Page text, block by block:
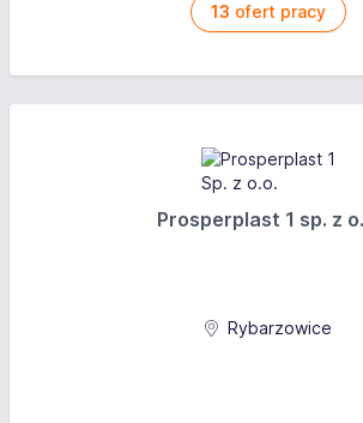
13 ofert pracy
Prosperplast 1 sp. z
Rybarzowice